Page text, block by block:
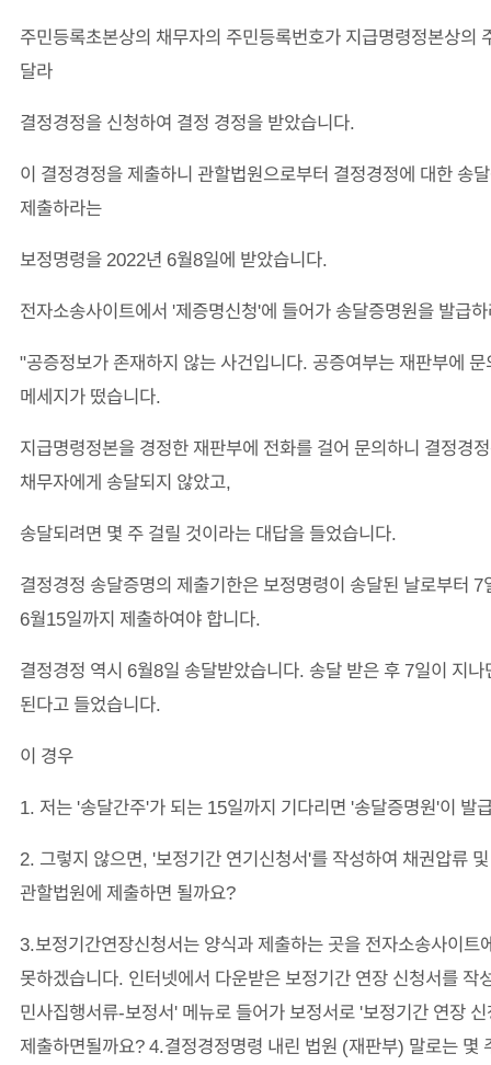
주민등록초본상의 채무자의 주민등록번호가 지급명령정본상의
달라
결정경정을 신청하여 결정 경정을 받았습니다.
이 결정경정을 제출하니 관할법원으로부터 결정경정에 대한 송
제출하라는
보정명령을 2022년 6월8일에 받았습니다.
전자소송사이트에서 '제증명신청'에 들어가 송달증명원을 발급
"공증정보가 존재하지 않는 사건입니다. 공증여부는 재판부에
메세지가 떴습니다.
지급명령정본을 경정한 재판부에 전화를 걸어 문의하니 결정경
채무자에게 송달되지 않았고,
송달되려면 몇 주 걸릴 것이라는 대답을 들었습니다.
결정경정 송달증명의 제출기한은 보정명령이 송달된 날로부터 7
6월15일까지 제출하여야 합니다.
결정경정 역시 6월8일 송달받았습니다. 송달 받은 후 7일이 지
된다고 들었습니다.
이 경우
1. 저는 '송달간주'가 되는 15일까지 기다리면 '송달증명원'이 발
2. 그렇지 않으면, '보정기간 연기신청서'를 작성하여 채권압류
관할법원에 제출하면 될까요?
3.보정기간연장신청서는 양식과 제출하는 곳을 전자소송사이트
못하겠습니다. 인터넷에서 다운받은 보정기간 연장 신청서를 작
민사집행서류-보정서' 메뉴로 들어가 보정서로 '보정기간 연장
제출하면될까요? 4.결정경정명령 내린 법원 (재판부) 말로는 몇